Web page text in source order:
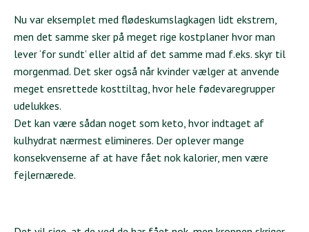
Nu var eksemplet med flødeskumslagkagen lidt ekstrem,
men det samme sker på meget rige kostplaner hvor man
lever ‘for sundt’ eller altid af det samme mad f.eks. skyr til
morgenmad. Det sker også når kvinder vælger at anvende
meget ensrettede kosttiltag, hvor hele fødevaregrupper
udelukkes.
Det kan være sådan noget som keto, hvor indtaget af
kulhydrat nærmest elimineres. Der oplever mange
konsekvenserne af at have fået nok kalorier, men være
fejlernærede.